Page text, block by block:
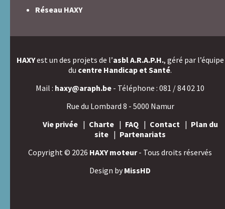
Réseau HAXY
HAXYest un des projets de l’asbl A.R.A.P.H., géré par l’équipe
du centre Handicap et Santé.
Mail : haxy@araph.be - Téléphone : 081 / 84 02 10
Rue du Lombard 8 - 5000 Namur
Vie privée
Charte FAQ Contact
Plan du
site
Partenariats
Copyright © 2026 HAXY moteur- Tous droits réservés
Design by MissHD